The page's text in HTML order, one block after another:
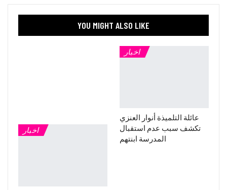
YOU MIGHT ALSO LIKE
اخبار
اخبار
عائلة التلميذة أنوار العنزي
تكشف سبب عدم استقبال
المدرسة ابنتهم